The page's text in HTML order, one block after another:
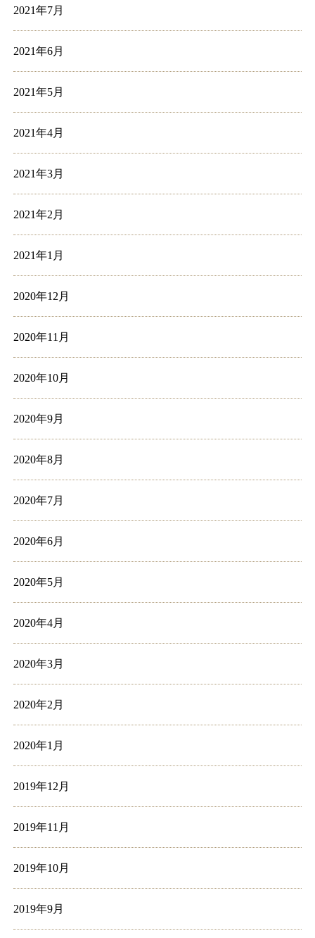
2021年7月
2021年6月
2021年5月
2021年4月
2021年3月
2021年2月
2021年1月
2020年12月
2020年11月
2020年10月
2020年9月
2020年8月
2020年7月
2020年6月
2020年5月
2020年4月
2020年3月
2020年2月
2020年1月
2019年12月
2019年11月
2019年10月
2019年9月